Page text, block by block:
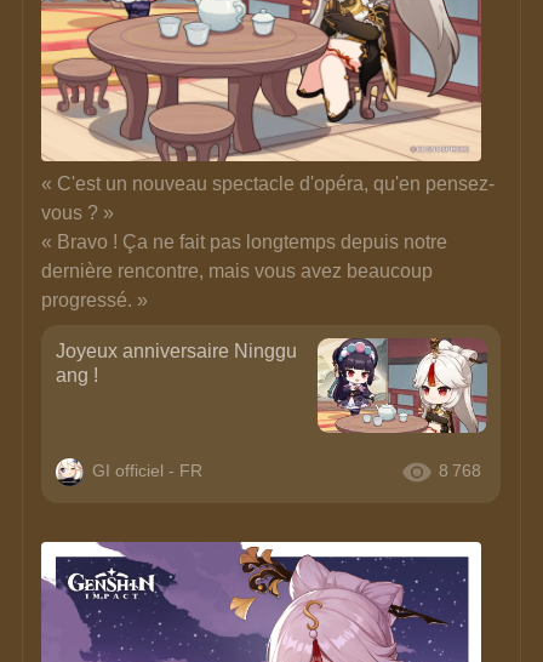
« C'est un nouveau spectacle d'opéra, qu'en pensez-
vous ? »
« Bravo ! Ça ne fait pas longtemps depuis notre
dernière rencontre, mais vous avez beaucoup
progressé. »
Joyeux anniversaire Ninggu
ang !
GI officiel - FR 8 768